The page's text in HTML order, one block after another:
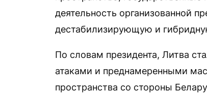
деятельность организованной
дестабилизирующую и
По словам президента, Литва
атаками и преднамеренными
пространства со стороны